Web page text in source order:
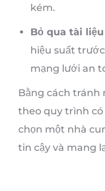
kém.
Bỏ qua tài
hiệu suất
mạng lưới an
Bằng cách tránh
theo quy trình có
chọn một nhà
tin cậy và mang